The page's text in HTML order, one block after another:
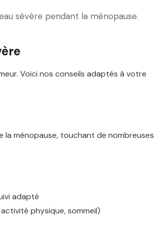
sévère pendant la ménopause.
Voici nos conseils adaptés à votre
ménopause, touchant de nombreuses
adapté
physique, sommeil)